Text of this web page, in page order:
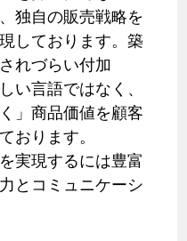
独自の販売戦略を
しております。築
れづらい付加
い言語ではなく、
」商品価値を顧客
おります。
実現するには豊富
とコミュニケーシ